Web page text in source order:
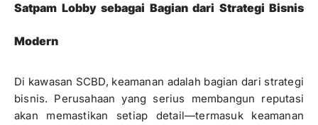
Satpam Lobby sebagai Bagian dari Strategi Bisnis
Modern
Di kawasan SCBD, keamanan adalah bagian dari strategi
bisnis. Perusahaan yang serius membangun reputasi
akan memastikan setiap detail—termasuk keamanan